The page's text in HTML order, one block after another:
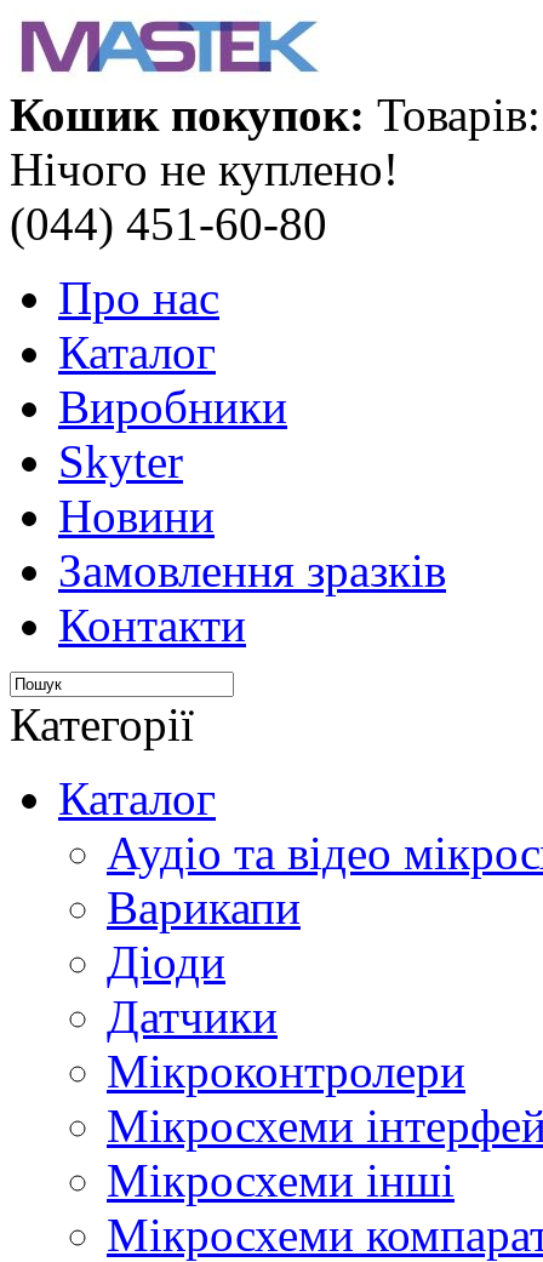
Кошик покупок:
Нічого не куплено!
(044) 451-60-80
Про нас
Каталог
Виробники
Skyter
Новини
Замовлення зразків
Контакти
Категорії
Каталог
Аудіо та відео
Варикапи
Діоди
Датчики
Мікроконтролери
Мікросхеми
Мікросхеми інші
Мікросхеми